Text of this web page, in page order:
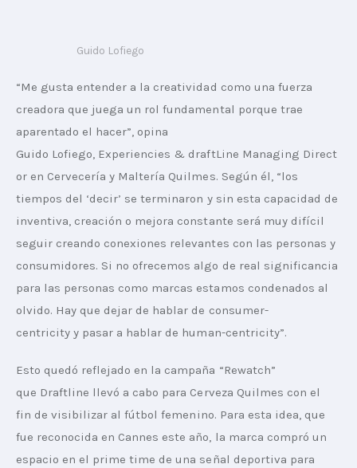
Guido Lofiego
“Me gusta entender a la creatividad como una fuerza
creadora que juega un rol fundamental porque trae
aparentado el hacer”, opina
Guido Lofiego, Experiencies & draftLine Managing Direct
or en Cervecería y Maltería Quilmes. Según él, “los
tiempos del ‘decir’ se terminaron y sin esta capacidad de
inventiva, creación o mejora constante será muy difícil
seguir creando conexiones relevantes con las personas y
consumidores. Si no ofrecemos algo de real significancia
para las personas como marcas estamos condenados al
olvido. Hay que dejar de hablar de consumer-
centricity y pasar a hablar de human-centricity”.
Esto quedó reflejado en la campaña “Rewatch”
que Draftline llevó a cabo para Cerveza Quilmes con el
fin de visibilizar al fútbol femenino. Para esta idea, que
fue reconocida en Cannes este año, la marca compró un
espacio en el prime time de una señal deportiva para